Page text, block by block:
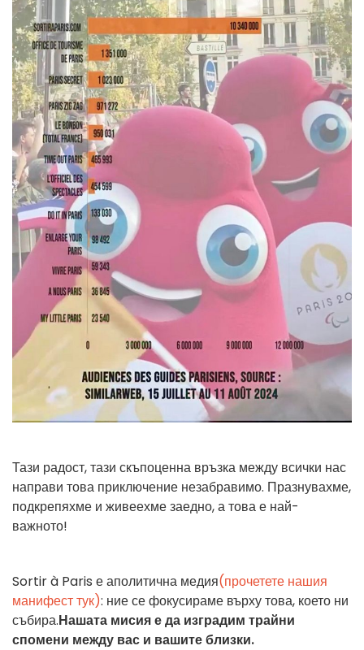
Тази радост, тази скъпоценна връзка между всички нас
направи това приключение незабравимо. Празнувахме,
подкрепяхме и живеехме заедно, а това е най-
важното!
Sortir à Paris е аполитична медия(прочетете нашия
манифест тук): ние се фокусираме върху това, което ни
събира.Нашата мисия е да изградим трайни
спомени между вас и вашите близки.